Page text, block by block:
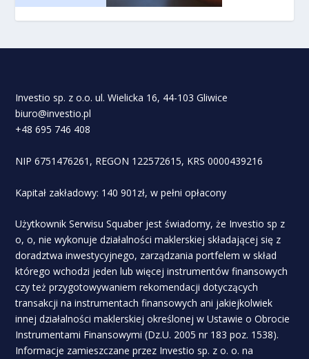
Investio sp. z o.o. ul. Wielicka 16, 44-103 Gliwice
biuro@investio.pl
+48 695 746 408
NIP 6751476261, REGON 122572615, KRS 0000439216
Kapitał zakładowy: 140 901zł, w pełni opłacony
Użytkownik Serwisu Squaber jest świadomy, że Investio sp z
o, o, nie wykonuje działalności maklerskiej składającej się z
doradztwa inwestycyjnego, zarządzania portfelem w skład
którego wchodzi jeden lub więcej instrumentów finansowych
czy też przygotowywaniem rekomendacji dotyczących
transakcji na instrumentach finansowych ani jakiejkolwiek
innej działalności maklerskiej określonej w Ustawie o Obrocie
Instrumentami Finansowymi (Dz.U. 2005 nr 183 poz. 1538).
Informacje zamieszczane przez Investio sp. z o. o. na